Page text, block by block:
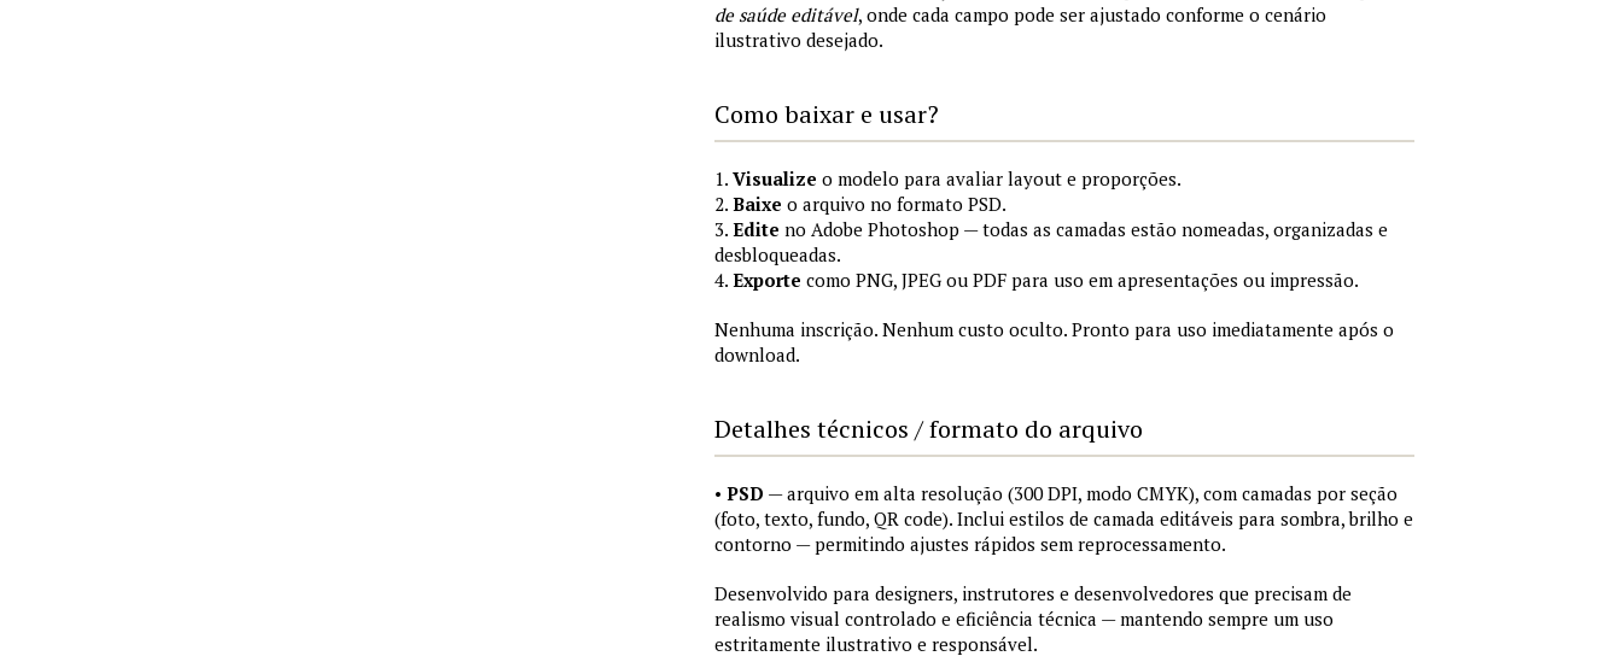
de saúde editável, onde cada campo pode ser ajustado conforme o cenário
ilustrativo desejado.
Como baixar e usar?
1. Visualize o modelo para avaliar layout e proporções.
2. Baixe o arquivo no formato PSD.
3. Edite no Adobe Photoshop — todas as camadas estão nomeadas, organizadas e
desbloqueadas.
4. Exporte como PNG, JPEG ou PDF para uso em apresentações ou impressão.
Nenhuma inscrição. Nenhum custo oculto. Pronto para uso imediatamente após o
download.
Detalhes técnicos / formato do arquivo
• PSD — arquivo em alta resolução (300 DPI, modo CMYK), com camadas por seção
(foto, texto, fundo, QR code). Inclui estilos de camada editáveis para sombra, brilho e
contorno — permitindo ajustes rápidos sem reprocessamento.
Desenvolvido para designers, instrutores e desenvolvedores que precisam de
realismo visual controlado e eficiência técnica — mantendo sempre um uso
estritamente ilustrativo e responsável.